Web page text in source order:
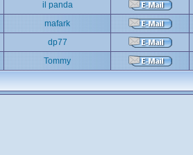
il panda
mafark
dp77
Tommy